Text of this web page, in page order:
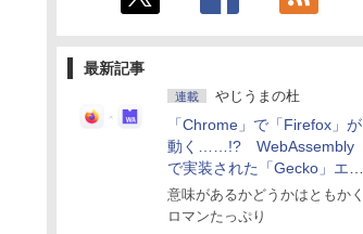
最新記事
連載 やじうまの杜
「Chrome」で「Firefox」が
動く……!? WebAssembly
で実装された「Gecko」エン
ジン
意味があるかどうかはともかく
ロマンたっぷり